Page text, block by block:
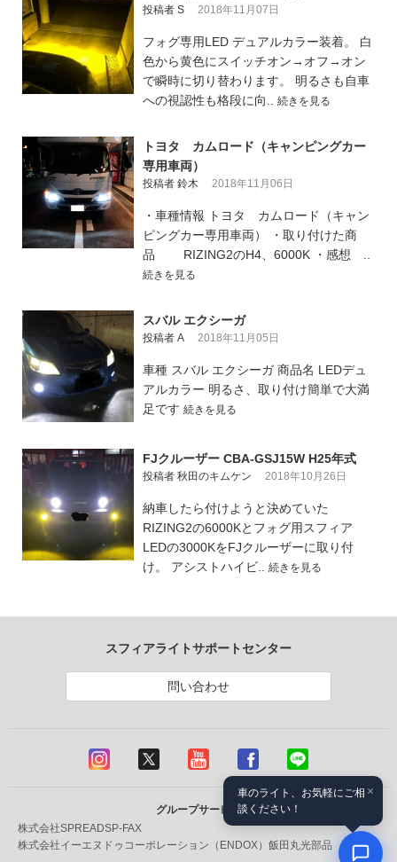
投稿者 S 2018年11月07日
フォグ専用LED デュアルカラー装着。 白
色から黄色にスイッチオン→オフ→オン
で瞬時に切り替わります。 明るさも自車
への視認性も格段に向.. 続きを見る
トヨタ カムロード（キャンピングカー
専用車両）
投稿者 鈴木 2018年11月06日
・車種情報 トヨタ カムロード（キャン
ピングカー専用車両） ・取り付けた商
品 RIZING2のH4、6000K ・感想 ..
続きを見る
スバル エクシーガ
投稿者 A 2018年11月05日
車種 スバル エクシーガ 商品名 LEDデュ
アルカラー 明るさ、取り付け簡単で大満
足です 続きを見る
FJクルーザー CBA-GSJ15W H25年式
投稿者 秋田のキムケン 2018年10月26日
納車したら付けようと決めていた
RIZING2の6000Kとフォグ用スフィア
LEDの3000KをFJクルーザーに取り付
け。 アシストハイビ.. 続きを見る
スフィアライトサポートセンター
問い合わせ
グループサービス
株式会社SPREADSP-FAX
株式会社イーエヌドゥコーポレーション（ENDOX） 飯田丸光部品
×
車のライト、お気軽にご相
談ください！